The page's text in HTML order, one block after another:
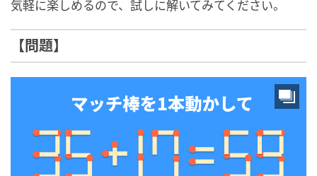
気軽に楽しめるので、試しに解いてみてください。
【問題】